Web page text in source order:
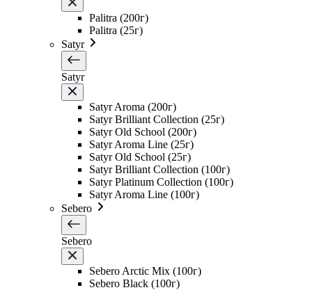
Palitra (200г)
Palitra (25г)
Satyr
Satyr
Satyr Aroma (200г)
Satyr Brilliant Collection (25г)
Satyr Old School (200г)
Satyr Aroma Line (25г)
Satyr Old School (25г)
Satyr Brilliant Collection (100г)
Satyr Platinum Collection (100г)
Satyr Aroma Line (100г)
Sebero
Sebero
Sebero Arctic Mix (100г)
Sebero Black (100г)